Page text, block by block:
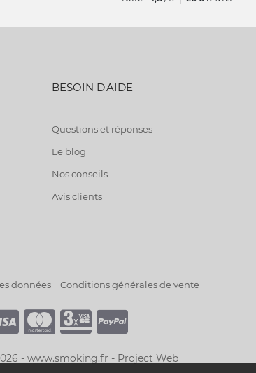
BESOIN D'AIDE
Questions et réponses
Le blog
Nos conseils
Avis clients
données- Conditions générales de vente
- www.smoking.fr - Project Web